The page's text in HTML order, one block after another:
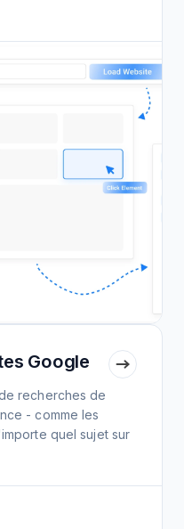
Google
recherches de
- comme les
quel sujet sur